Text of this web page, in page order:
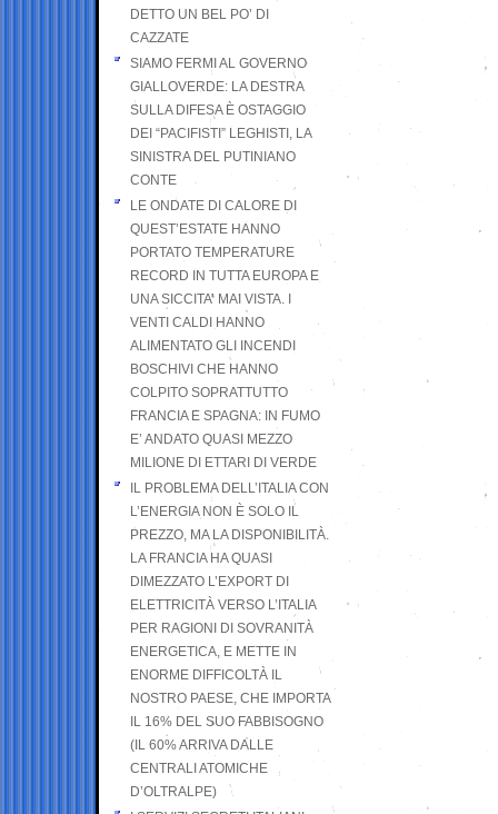
DETTO UN BEL PO’ DI
CAZZATE
SIAMO FERMI AL GOVERNO
GIALLOVERDE: LA DESTRA
SULLA DIFESA È OSTAGGIO
DEI “PACIFISTI” LEGHISTI, LA
SINISTRA DEL PUTINIANO
CONTE
LE ONDATE DI CALORE DI
QUEST’ESTATE HANNO
PORTATO TEMPERATURE
RECORD IN TUTTA EUROPA E
UNA SICCITA’ MAI VISTA. I
VENTI CALDI HANNO
ALIMENTATO GLI INCENDI
BOSCHIVI CHE HANNO
COLPITO SOPRATTUTTO
FRANCIA E SPAGNA: IN FUMO
E’ ANDATO QUASI MEZZO
MILIONE DI ETTARI DI VERDE
IL PROBLEMA DELL’ITALIA CON
L’ENERGIA NON È SOLO IL
PREZZO, MA LA DISPONIBILITÀ.
LA FRANCIA HA QUASI
DIMEZZATO L’EXPORT DI
ELETTRICITÀ VERSO L’ITALIA
PER RAGIONI DI SOVRANITÀ
ENERGETICA, E METTE IN
ENORME DIFFICOLTÀ IL
NOSTRO PAESE, CHE IMPORTA
IL 16% DEL SUO FABBISOGNO
(IL 60% ARRIVA DALLE
CENTRALI ATOMICHE
D’OLTRALPE)